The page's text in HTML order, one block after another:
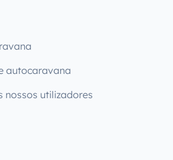
autocaravana
nossos utilizadores